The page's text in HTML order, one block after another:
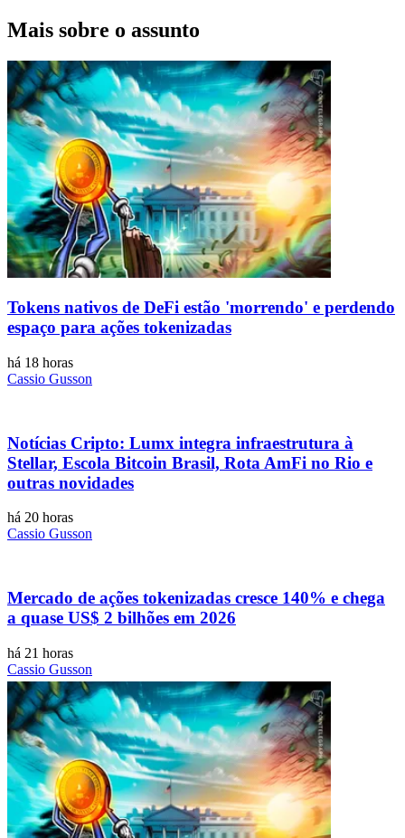
Mais sobre o assunto
Tokens nativos de DeFi estão 'morrendo' e perdendo
espaço para ações tokenizadas
há 18 horas
Cassio Gusson
Notícias Cripto: Lumx integra infraestrutura à
Stellar, Escola Bitcoin Brasil, Rota AmFi no Rio e
outras novidades
há 20 horas
Cassio Gusson
Mercado de ações tokenizadas cresce 140% e chega
a quase US$ 2 bilhões em 2026
há 21 horas
Cassio Gusson